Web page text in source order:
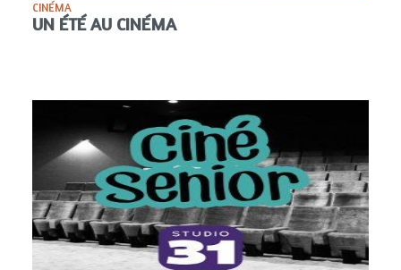
CINÉMA
UN ÉTÉ AU CINÉMA